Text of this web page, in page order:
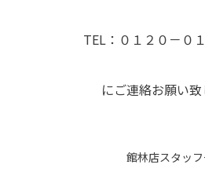
TEL：０１２０－０
にご連絡お願い致
館林店スタッ